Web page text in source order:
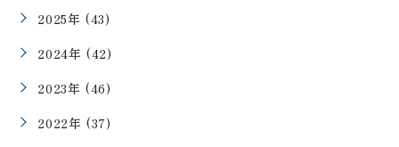
2025年 (43)
2024年 (42)
2023年 (46)
2022年 (37)